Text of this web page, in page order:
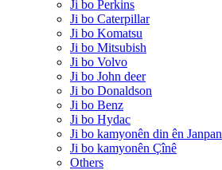
Ji bo Perkins
Ji bo Caterpillar
Ji bo Komatsu
Ji bo Mitsubish
Ji bo Volvo
Ji bo John deer
Ji bo Donaldson
Ji bo Benz
Ji bo Hydac
Ji bo kamyonên din ên Janpan
Ji bo kamyonên Çînê
Others